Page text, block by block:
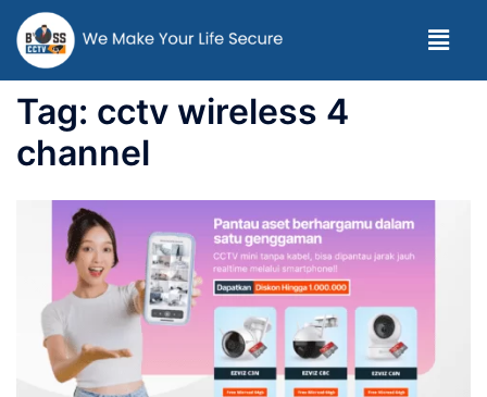
Tag: cctv wireless 4
channel